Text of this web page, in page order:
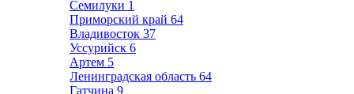
Семилуки 1
Приморский край 64
Владивосток 37
Уссурийск 6
Артем 5
Ленинградская область 64
Гатчина 9